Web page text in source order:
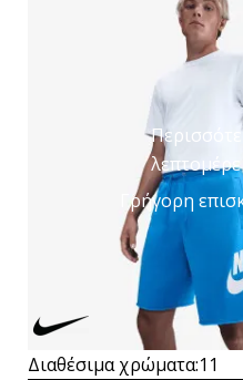
Γρήγορη
Διαθέσιμα χρώματα:11